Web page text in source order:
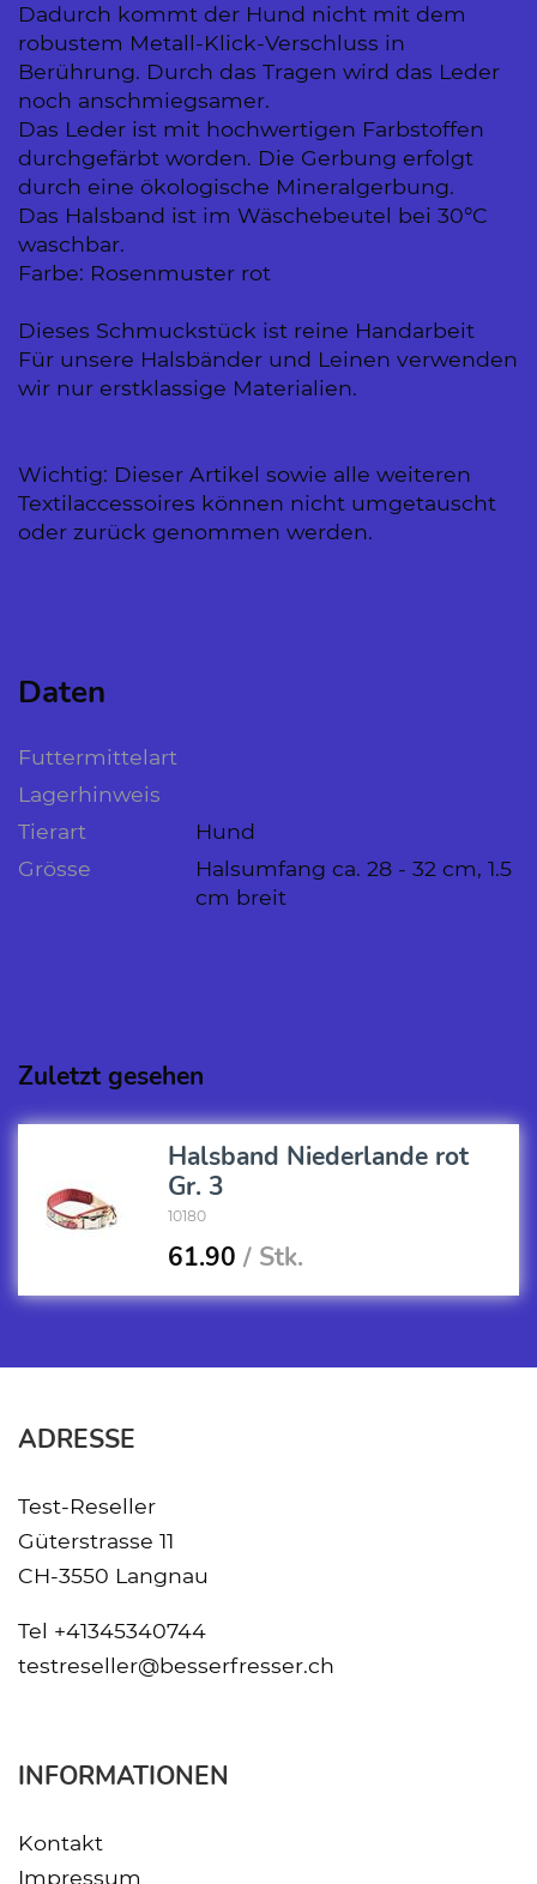
Dadurch kommt der Hund nicht mit dem
robustem Metall-Klick-Verschluss in
Berührung. Durch das Tragen wird das Leder
noch anschmiegsamer.
Das Leder ist mit hochwertigen Farbstoffen
durchgefärbt worden. Die Gerbung erfolgt
durch eine ökologische Mineralgerbung.
Das Halsband ist im Wäschebeutel bei 30°C
waschbar.
Farbe: Rosenmuster rot
Dieses Schmuckstück ist reine Handarbeit
Für unsere Halsbänder und Leinen verwenden
wir nur erstklassige Materialien.
Wichtig: Dieser Artikel sowie alle weiteren
Textilaccessoires können nicht umgetauscht
oder zurück genommen werden.
Daten
Futtermittelart
Lagerhinweis
Tierart
Hund
Grösse
Halsumfang ca. 28 - 32 cm, 1.5
cm breit
Zuletzt gesehen
Halsband Niederlande rot
Gr. 3
10180
61.90 / Stk.
ADRESSE
Test-Reseller
Güterstrasse 11
CH-3550 Langnau
Tel +41345340744
testreseller@besserfresser.ch
INFORMATIONEN
Kontakt
Impressum